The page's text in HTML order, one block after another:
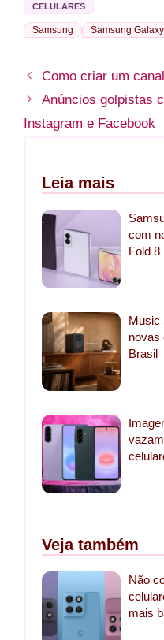
CELULARES
Samsung Samsung
Como criar um
Anúncios golpistas
Instagram e Facebook
Leia mais
com
Fold 8
Music
novas
Brasil
Veja também
Não
mais